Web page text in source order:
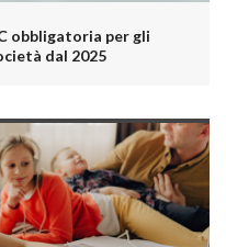
obbligatoria per gli
dal 2025